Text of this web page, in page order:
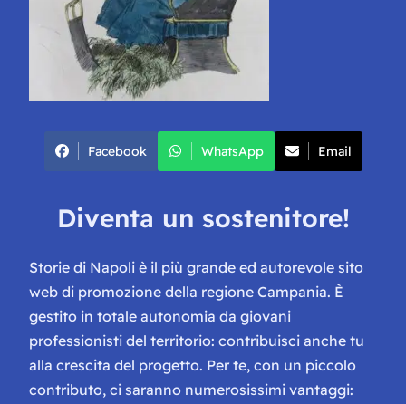
Facebook WhatsApp Email
Diventa un sostenitore!
Storie di Napoli è il più grande ed autorevole sito
web di promozione della regione Campania. È
gestito in totale autonomia da giovani
professionisti del territorio: contribuisci anche tu
alla crescita del progetto. Per te, con un piccolo
contributo, ci saranno numerosissimi vantaggi: